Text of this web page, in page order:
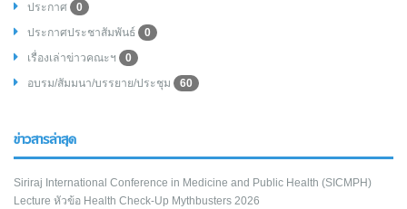
ประกาศ
0
ประกาศประชาสัมพันธ์
0
เรื่องเล่าข่าวคณะฯ
0
อบรม/สัมมนา/บรรยาย/ประชุม
60
ข่าวสารล่าสุด
Siriraj International Conference in Medicine and Public Health (SICMPH)
Lecture หัวข้อ Health Check-Up Mythbusters 2026